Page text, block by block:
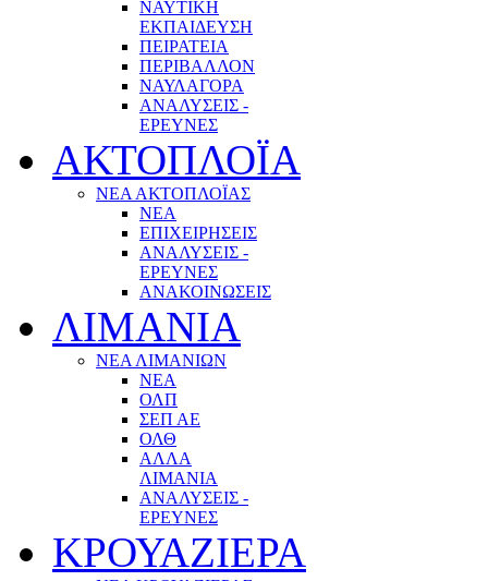
ΝΑΥΤΙΚΗ
ΕΚΠΑΙΔΕΥΣΗ
ΠΕΙΡΑΤΕΙΑ
ΠΕΡΙΒΑΛΛΟΝ
ΝΑΥΛΑΓΟΡΑ
ΑΝΑΛΥΣΕΙΣ -
ΕΡΕΥΝΕΣ
ΑΚΤΟΠΛΟΪΑ
ΝΕΑ ΑΚΤΟΠΛΟΪΑΣ
ΝΕΑ
ΕΠΙΧΕΙΡΗΣΕΙΣ
ΑΝΑΛΥΣΕΙΣ -
ΕΡΕΥΝΕΣ
ΑΝΑΚΟΙΝΩΣΕΙΣ
ΛΙΜΑΝΙΑ
ΝΕΑ ΛΙΜΑΝΙΩΝ
ΝΕΑ
ΟΛΠ
ΣΕΠ ΑΕ
ΟΛΘ
ΑΛΛΑ
ΛΙΜΑΝΙΑ
ΑΝΑΛΥΣΕΙΣ -
ΕΡΕΥΝΕΣ
ΚΡΟΥΑΖΙΕΡΑ